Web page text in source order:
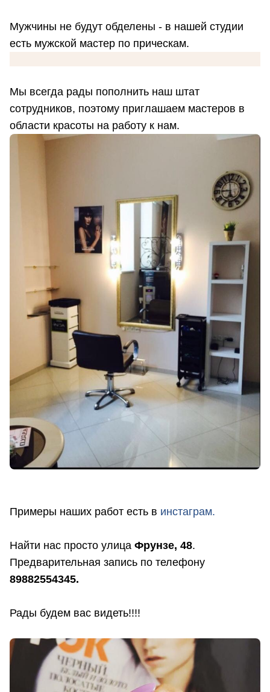
Мужчины не будут обделены - в нашей студии
есть мужской мастер по прическам.
Мы всегда рады пополнить наш штат
сотрудников, поэтому приглашаем мастеров в
области красоты на работу к нам.
Примеры наших работ есть в инстаграм.
Найти нас просто улица Фрунзе, 48.
Предварительная запись по телефону
89882554345.
Рады будем вас видеть!!!!